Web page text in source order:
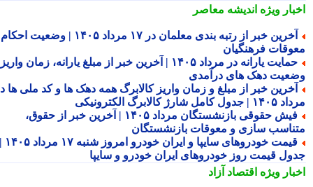
ویژهاندیشه معاصر
آخرین خبر از رتبه بندی معلمان در ۱۷ مرداد ۱۴۰۵ | وضعیت احکام و
فرهنگیان
حمایت یارانه در مرداد ۱۴۰۵ | آخرین خبر از مبلغ یارانه، زمان واریز و
دهک های درآمدی
خبر از مبلغ و زمان واریز کالابرگ همه دهک ها و کد ملی ها در
شارژ کالابرگ الکترونیکی
فیش حقوقی بازنشستگان مرداد ۱۴۰۵ | آخرین خبر از حقوق،
سازی و معوقات بازنشستگان
قیمت خودروهای سایپا و ایران خودرو امروز شنبه ۱۷ مرداد ۱۴۰۵ |
قیمت روز خودروهای ایران خودرو و سایپا
ویژهاقتصاد آزاد